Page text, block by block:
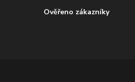
Ověřeno zákazníky